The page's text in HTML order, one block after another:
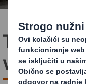
Tvrtka
vodeća je